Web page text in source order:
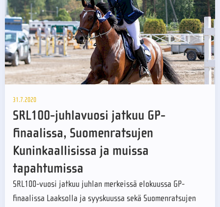
31.7.2020
SRL100-juhlavuosi jatkuu GP-
finaalissa, Suomenratsujen
Kuninkaallisissa ja muissa
tapahtumissa
SRL100-vuosi jatkuu juhlan merkeissä elokuussa GP-
finaalissa Laaksolla ja syyskuussa sekä Suomenratsujen